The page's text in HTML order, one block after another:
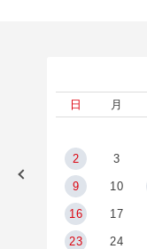
日 月
2 3
9 10
16 17
23 24